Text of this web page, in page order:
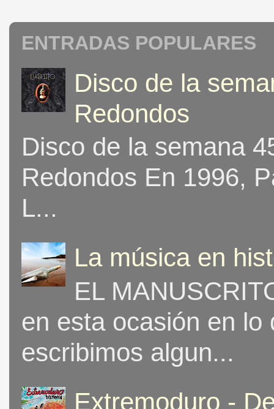
ENTRADAS POPULARES
Disco de la
Redondos
Disco de la semana
Redondos En 1996,
L...
La música en
EL
en esta ocasión en
escribimos algun...
Extremoduro -